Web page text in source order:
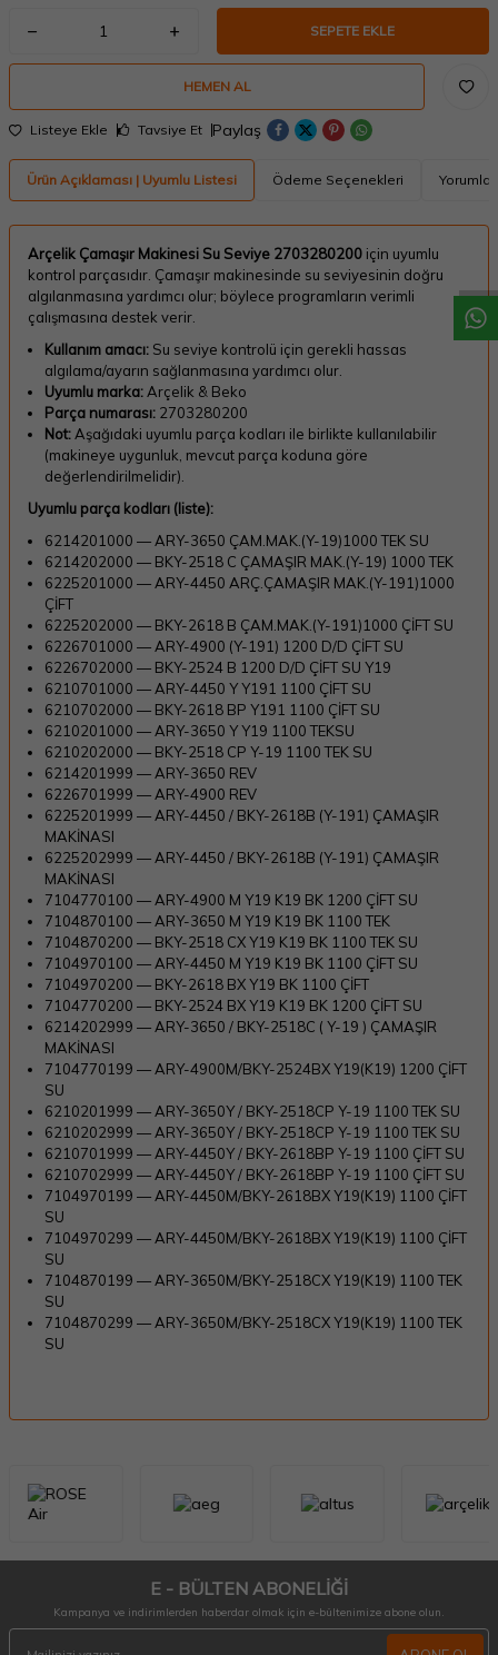
W
h
a
t
a
p
p
D
e
s
t
e
H
a
t
t
SEPETE EKLE
HEMEN AL
Listeye Ekle Tavsiye Et Paylaş
Ürün Açıklaması | Uyumlu Listesi Ödeme Seçenekleri Yorumlar
Arçelik Çamaşır Makinesi Su Seviye 2703280200 için uyumlu
kontrol parçasıdır. Çamaşır makinesinde su seviyesinin doğru
algılanmasına yardımcı olur; böylece programların verimli
çalışmasına destek verir.
Kullanım amacı: Su seviye kontrolü için gerekli hassas
algılama/ayarın sağlanmasına yardımcı olur.
Uyumlu marka:Arçelik & Beko
Parça numarası: 2703280200
Not:Aşağıdaki uyumlu parça kodları ile birlikte kullanılabilir
(makineye uygunluk, mevcut parça koduna göre
değerlendirilmelidir).
Uyumlu parça kodları (liste):
6214201000 — ARY-3650 ÇAM.MAK.(Y-19)1000 TEK SU
6214202000 — BKY-2518 C ÇAMAŞIR MAK.(Y-19) 1000 TEK
6225201000 — ARY-4450 ARÇ.ÇAMAŞIR MAK.(Y-191)1000
ÇİFT
6225202000 — BKY-2618 B ÇAM.MAK.(Y-191)1000 ÇİFT SU
6226701000 — ARY-4900 (Y-191) 1200 D/D ÇİFT SU
6226702000 — BKY-2524 B 1200 D/D ÇİFT SU Y19
6210701000 — ARY-4450 Y Y191 1100 ÇİFT SU
6210702000 — BKY-2618 BP Y191 1100 ÇİFT SU
6210201000 — ARY-3650 Y Y19 1100 TEKSU
6210202000 — BKY-2518 CP Y-19 1100 TEK SU
6214201999 — ARY-3650 REV
6226701999 — ARY-4900 REV
6225201999 — ARY-4450 / BKY-2618B (Y-191) ÇAMAŞIR
MAKİNASI
6225202999 — ARY-4450 / BKY-2618B (Y-191) ÇAMAŞIR
MAKİNASI
7104770100 — ARY-4900 M Y19 K19 BK 1200 ÇİFT SU
7104870100 — ARY-3650 M Y19 K19 BK 1100 TEK
7104870200 — BKY-2518 CX Y19 K19 BK 1100 TEK SU
7104970100 — ARY-4450 M Y19 K19 BK 1100 ÇİFT SU
7104970200 — BKY-2618 BX Y19 BK 1100 ÇİFT
7104770200 — BKY-2524 BX Y19 K19 BK 1200 ÇİFT SU
6214202999 — ARY-3650 / BKY-2518C ( Y-19 ) ÇAMAŞIR
MAKİNASI
7104770199 — ARY-4900M/BKY-2524BX Y19(K19) 1200 ÇİFT
SU
6210201999 — ARY-3650Y / BKY-2518CP Y-19 1100 TEK SU
6210202999 — ARY-3650Y / BKY-2518CP Y-19 1100 TEK SU
6210701999 — ARY-4450Y / BKY-2618BP Y-19 1100 ÇİFT SU
6210702999 — ARY-4450Y / BKY-2618BP Y-19 1100 ÇİFT SU
7104970199 — ARY-4450M/BKY-2618BX Y19(K19) 1100 ÇİFT
SU
7104970299 — ARY-4450M/BKY-2618BX Y19(K19) 1100 ÇİFT
SU
7104870199 — ARY-3650M/BKY-2518CX Y19(K19) 1100 TEK
SU
7104870299 — ARY-3650M/BKY-2518CX Y19(K19) 1100 TEK
SU
E - BÜLTEN ABONELİĞİ
Kampanya ve indirimlerden haberdar olmak için e-bültenimize abone olun.